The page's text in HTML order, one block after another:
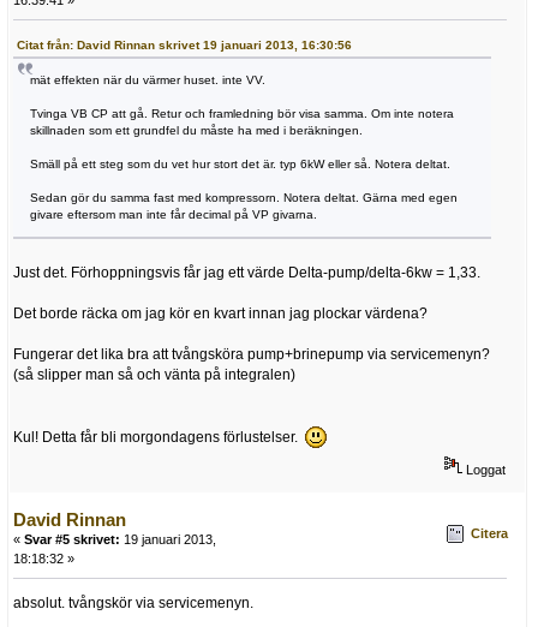
Citat från: David Rinnan skrivet 19 januari 2013, 16:30:56
mät effekten när du värmer huset. inte VV.
Tvinga VB CP att gå. Retur och framledning bör visa samma. Om inte notera
skillnaden som ett grundfel du måste ha med i beräkningen.
Smäll på ett steg som du vet hur stort det är. typ 6kW eller så. Notera deltat.
Sedan gör du samma fast med kompressorn. Notera deltat. Gärna med egen
givare eftersom man inte får decimal på VP givarna.
Just det. Förhoppningsvis får jag ett värde Delta-pump/delta-6kw = 1,33.
Det borde räcka om jag kör en kvart innan jag plockar värdena?
Fungerar det lika bra att tvångsköra pump+brinepump via servicemenyn?
(så slipper man så och vänta på integralen)
Kul! Detta får bli morgondagens förlustelser.
Loggat
David Rinnan
« Svar #5 skrivet: 19 januari 2013,
18:18:32 »
Citera
absolut. tvångskör via servicemenyn.